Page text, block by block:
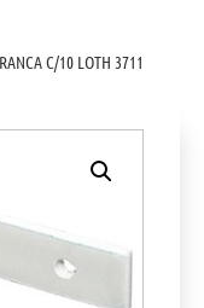
C/10 LOTH 3711